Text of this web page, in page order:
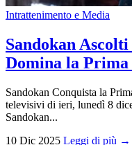
Intrattenimento e Media
Sandokan
Domina la Prima
Sandokan Conquista la
televisivi di ieri, lunedì 8
Sandokan...
10 Dic 2025 Leggi di più →